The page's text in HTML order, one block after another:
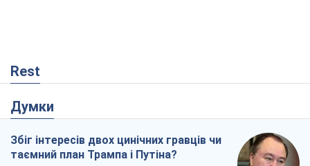
Rest
Думки
Збіг інтересів двох цинічних гравців чи
таємний план Трампа і Путіна?